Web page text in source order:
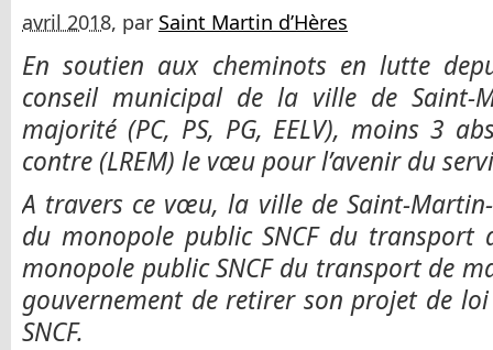
avril 2018, par Saint Martin d’Hères
En soutien aux cheminots en lutte
conseil municipal de la ville de Saint-
majorité (PC, PS, PG, EELV), moins 3
contre (LREM) le vœu pour l’avenir du
A travers ce vœu, la ville de Saint-
du monopole public SNCF du transport
monopole public SNCF du transport de
gouvernement de retirer son projet de
SNCF.